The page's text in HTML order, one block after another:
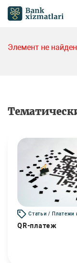
Элемент не найден
Статьи / Платежи
QR-платеж